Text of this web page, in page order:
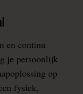
en continu
je persoonlijk
op
fysiek,